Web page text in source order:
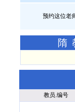
预约这位老
教员.编号